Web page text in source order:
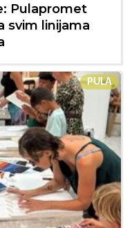
Pulapromet
svim linijama
PULA